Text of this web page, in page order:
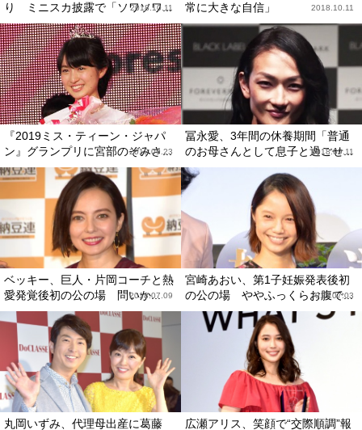
り ミニスカ披露で「ソワソワ...
2018.10.11
常に大きな自信」
2018.10.11
『2019ミス・ティーン・ジャパ
ン』グランプリに宮部のぞみさ...
2018.09.23
冨永愛、3年間の休養期間「普通
のお母さんとして息子と過ごせ...
2018.09.11
ベッキー、巨人・片岡コーチと熱
愛発覚後初の公の場 問いか...
2018.07.09
宮崎あおい、第1子妊娠発表後初
の公の場 ややふっくらお腹で...
2018.07.03
丸岡いずみ、代理母出産に葛藤
広瀬アリス、笑顔で“交際順調”報